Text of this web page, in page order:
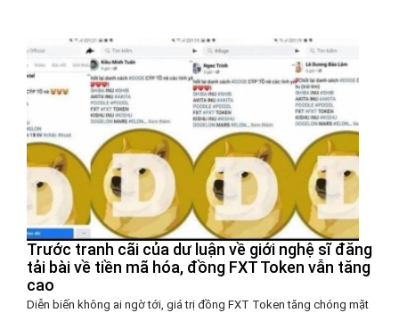
Trước tranh cãi của dư luận về giới nghệ sĩ đăng
tải bài về tiền mã hóa, đồng FXT Token vẫn tăng
cao
Diễn biến không ai ngờ tới, giá trị đồng FXT Token tăng chóng mặt